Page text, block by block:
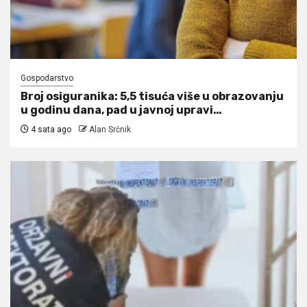
Gospodarstvo
Broj osiguranika: 5,5 tisuća više u obrazovanju
u godinu dana, pad u javnoj upravi…
4 sata ago Alan Srčnik